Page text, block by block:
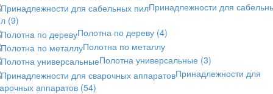
Принадлежности для
(9)
Полотна по дереву (4)
Полотна по металлу
Полотна универсальные (3)
Принадлежности для
аппаратов (54)